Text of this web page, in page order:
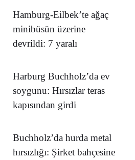
Hamburg-Eilbek’te ağaç
minibüsün üzerine
devrildi: 7 yaralı
Harburg Buchholz’da ev
soygunu: Hırsızlar teras
kapısından girdi
Buchholz’da hurda metal
hırsızlığı: Şirket bahçesine